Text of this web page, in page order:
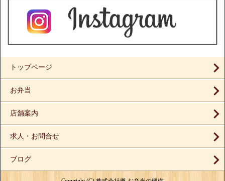
トップページ
お弁当
店舗案内
求人・お問合せ
ブログ